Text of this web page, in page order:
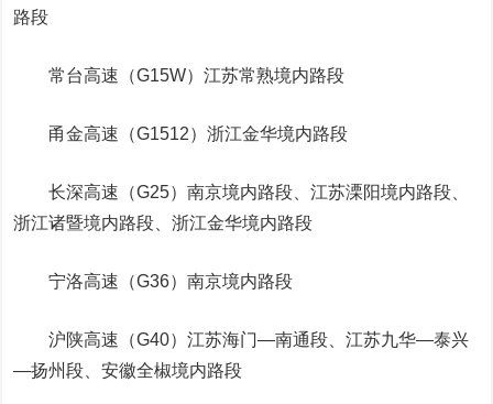
路段
常台高速（G15W）江苏常熟境内路段
甬金高速（G1512）浙江金华境内路段
长深高速（G25）南京境内路段、江苏溧阳境内路段、
浙江诸暨境内路段、浙江金华境内路段
宁洛高速（G36）南京境内路段
沪陕高速（G40）江苏海门—南通段、江苏九华—泰兴
—扬州段、安徽全椒境内路段